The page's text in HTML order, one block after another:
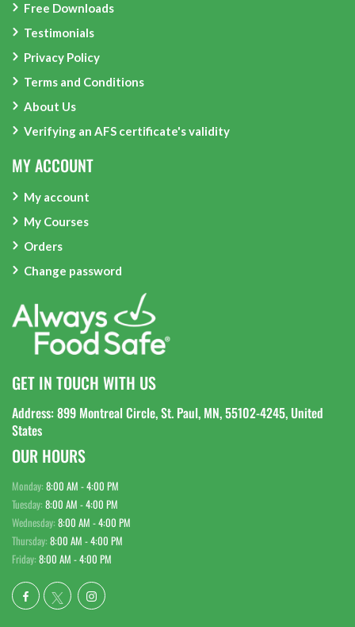
Free Downloads
Testimonials
Privacy Policy
Terms and Conditions
About Us
Verifying an AFS certificate's validity
MY ACCOUNT
My account
My Courses
Orders
Change password
GET IN TOUCH WITH US
Address: 899 Montreal Circle, St. Paul, MN, 55102-4245, United
States
OUR HOURS
Monday: 8:00 AM - 4:00 PM
Tuesday: 8:00 AM - 4:00 PM
Wednesday: 8:00 AM - 4:00 PM
Thursday: 8:00 AM - 4:00 PM
Friday: 8:00 AM - 4:00 PM